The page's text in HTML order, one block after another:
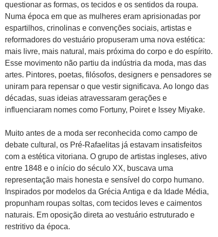
questionar as formas, os tecidos e os sentidos da roupa.
Numa época em que as mulheres eram aprisionadas por
espartilhos, crinolinas e convenções sociais, artistas e
reformadores do vestuário propuseram uma nova estética:
mais livre, mais natural, mais próxima do corpo e do espírito.
Esse movimento não partiu da indústria da moda, mas das
artes. Pintores, poetas, filósofos, designers e pensadores se
uniram para repensar o que vestir significava. Ao longo das
décadas, suas ideias atravessaram gerações e
influenciaram nomes como Fortuny, Poiret e Issey Miyake.
Muito antes de a moda ser reconhecida como campo de
debate cultural, os Pré-Rafaelitas já estavam insatisfeitos
com a estética vitoriana. O grupo de artistas ingleses, ativo
entre 1848 e o início do século XX, buscava uma
representação mais honesta e sensível do corpo humano.
Inspirados por modelos da Grécia Antiga e da Idade Média,
propunham roupas soltas, com tecidos leves e caimentos
naturais. Em oposição direta ao vestuário estruturado e
restritivo da época.